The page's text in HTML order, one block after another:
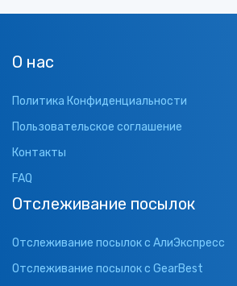
О нас
Политика Конфиденциальности
Пользовательское соглашение
Контакты
FAQ
Отслеживание посылок
Отслеживание посылок с АлиЭкспресс
Отслеживание посылок с GearBest